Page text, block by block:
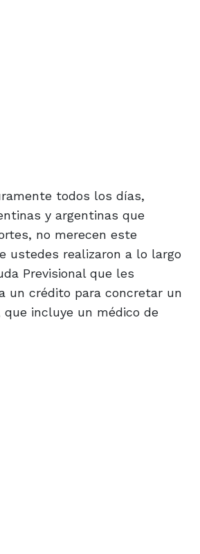
todos los días,
y argentinas que
no merecen este
ustedes realizaron a lo largo
Previsional que les
un crédito para concretar un
incluye un médico de